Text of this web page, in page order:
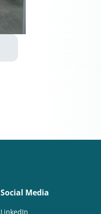
Social Media
LinkedIn